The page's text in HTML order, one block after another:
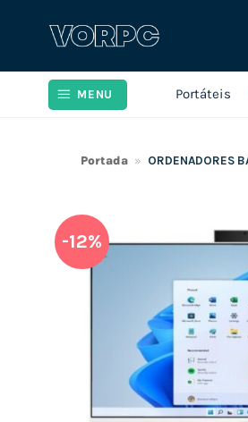
MENU Portáteis
Portada » ORDENADORES
-12%